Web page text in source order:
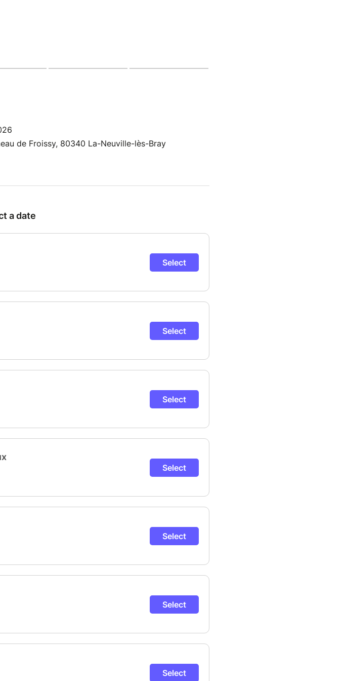
de Froissy, 80340 La-Neuville-lès-Bray
a date
Select
Select
Select
Select
Select
Select
Select